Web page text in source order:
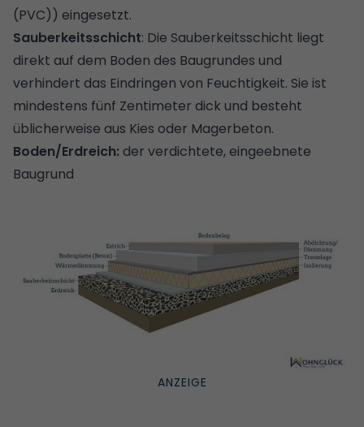
(PVC)) eingesetzt.
Sauberkeitsschicht: Die Sauberkeitsschicht liegt
direkt auf dem Boden des Baugrundes und
verhindert das Eindringen von Feuchtigkeit. Sie ist
mindestens fünf Zentimeter dick und besteht
üblicherweise aus Kies oder Magerbeton.
Boden/Erdreich: der verdichtete, eingeebnete
Baugrund